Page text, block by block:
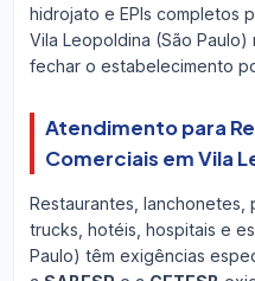
hidrojato e EPIs completos
Vila Leopoldina (São
fechar o estabelecimento
Atendimento para
Comerciais em Vila
Restaurantes, lanchonetes,
trucks, hotéis, hospitais e
Paulo) têm exigências